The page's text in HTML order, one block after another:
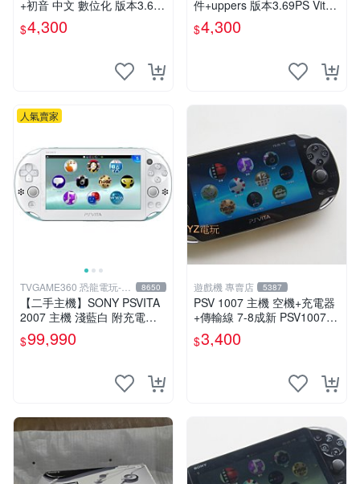
+初音 中文 數位化 版本3.69
PS Vita2007 保修一年 85成
新
$4,300
件+uppers 版本3.69PS Vita2
$4,300
人氣賣家
TVGAME360 恐龍電玩-台
中店
8650
【二手主機】SONY PSVITA
2007 主機 淺藍白 附充電器
USB傳輸線 PS VITA PSV 裸
裝 台中
$99,990
遊戲機 專賣店 5387
PSV 1007 主機 空機+充電器
+傳輸線 7-8成新 PSV1007
一年保修
$3,400